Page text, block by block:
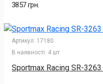
3857 грн.
Артикул: 17180
В наявності: 4 шт
Sportmax Racing SR-